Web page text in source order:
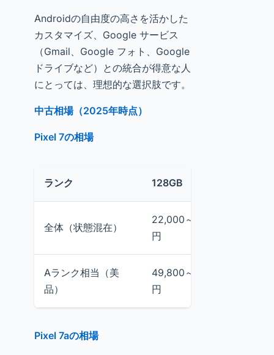
Androidの自由度の高さを活かした
カスタマイズ、Google サービス
（Gmail、Google フォト、Google
ドライブなど）との統合が得意な人
にとっては、理想的な選択肢です。
中古相場（2025年時点）
Pixel 7の相場
ランク 128GB
全体（状態混在）
22,000～35,026
円
Aランク相当（美
品）
49,800～57,800
円
Pixel 7aの相場